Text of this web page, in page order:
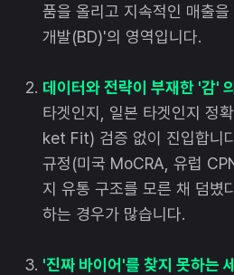
품을 올리고 지속적인 매출
개발(BD)'의 영역입니다.
데이터와 전략이 부재한 '감'
타겟인지, 일본 타겟인지
ket Fit) 검증 없이 진입합니
규정(미국 MoCRA, 유럽
지 유통 구조를 모른 채 덤볐
하는 경우가 많습니다.
'진짜 바이어'를 찾지 못하는